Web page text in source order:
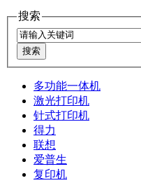
搜索
多功能一体机
激光打印机
针式打印机
得力
联想
爱普生
复印机